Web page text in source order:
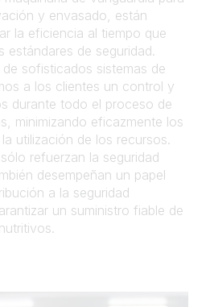
y envasado, están
la eficiencia al tiempo que
estándares de seguridad.
sofisticados sistemas de
a los clientes un control y
durante todo el proceso de
minimizando eficazmente los
utilización de los recursos.
refuerzan la seguridad
desempeñan un papel
a la seguridad
un suministro fiable de